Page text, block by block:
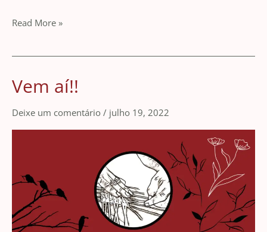
Read More »
Vem aí!!
Deixe um comentário / julho 19, 2022
Vem